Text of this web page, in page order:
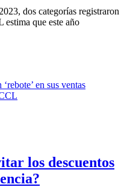
dos categorías registraron
estima que este año
los descuentos